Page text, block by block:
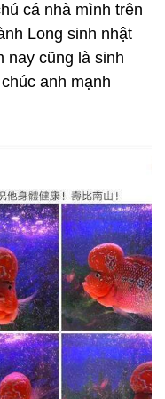
cá nhà mình trên
Long sinh nhật
nay cũng là sinh
anh mạnh